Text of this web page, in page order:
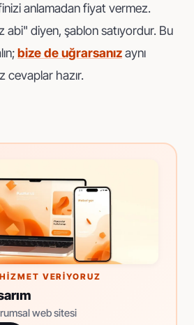
anlamadan fiyat vermez.
abi" diyen, şablon satıyordur. Bu
bize de uğrarsanızaynı
cevaplar hazır.
VERIYORUZ
web sitesi